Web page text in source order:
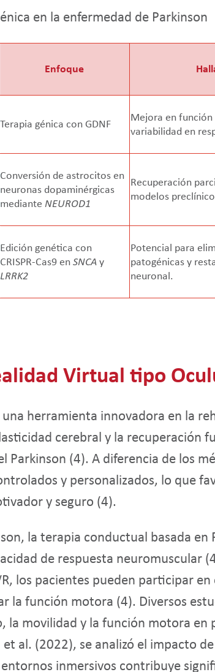
en la enfermedad de Parkinson
Enfoque
Terapia génica con GDNF
Mejora en
variabilidad en
Conversión de astrocitos en
neuronas dopaminérgicas
mediante NEUROD1
Recuperación
modelos
Edición genética con
CRISPR-Cas9 en SNCAy
LRRK2
Potencial para
patogénicas y
neuronal.
Virtual tipo
herramienta innovadora en la
cerebral y la recuperación
Parkinson (4). A diferencia de los
y personalizados, lo que
y seguro (4).
la terapia conductual basada en
de respuesta neuromuscular
los pacientes pueden participar
la función motora (4). Diversos
la movilidad y la función motora en
al. (2022), se analizó el impacto
inmersivos contribuye